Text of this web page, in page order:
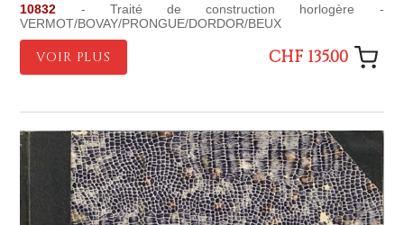
10832 - Traité de construction horlogère -
VERMOT/BOVAY/PRONGUE/DORDOR/BEUX
VOIR PLUS CHF 135.00